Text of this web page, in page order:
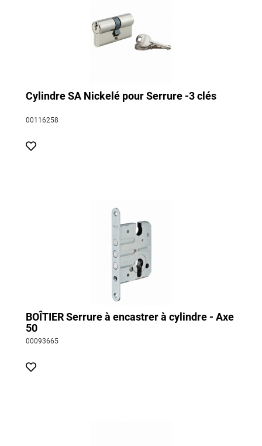
Cylindre SA Nickelé pour Serrure -3 clés
00116258
BOÎTIER Serrure à encastrer à cylindre - Axe
50
00093665